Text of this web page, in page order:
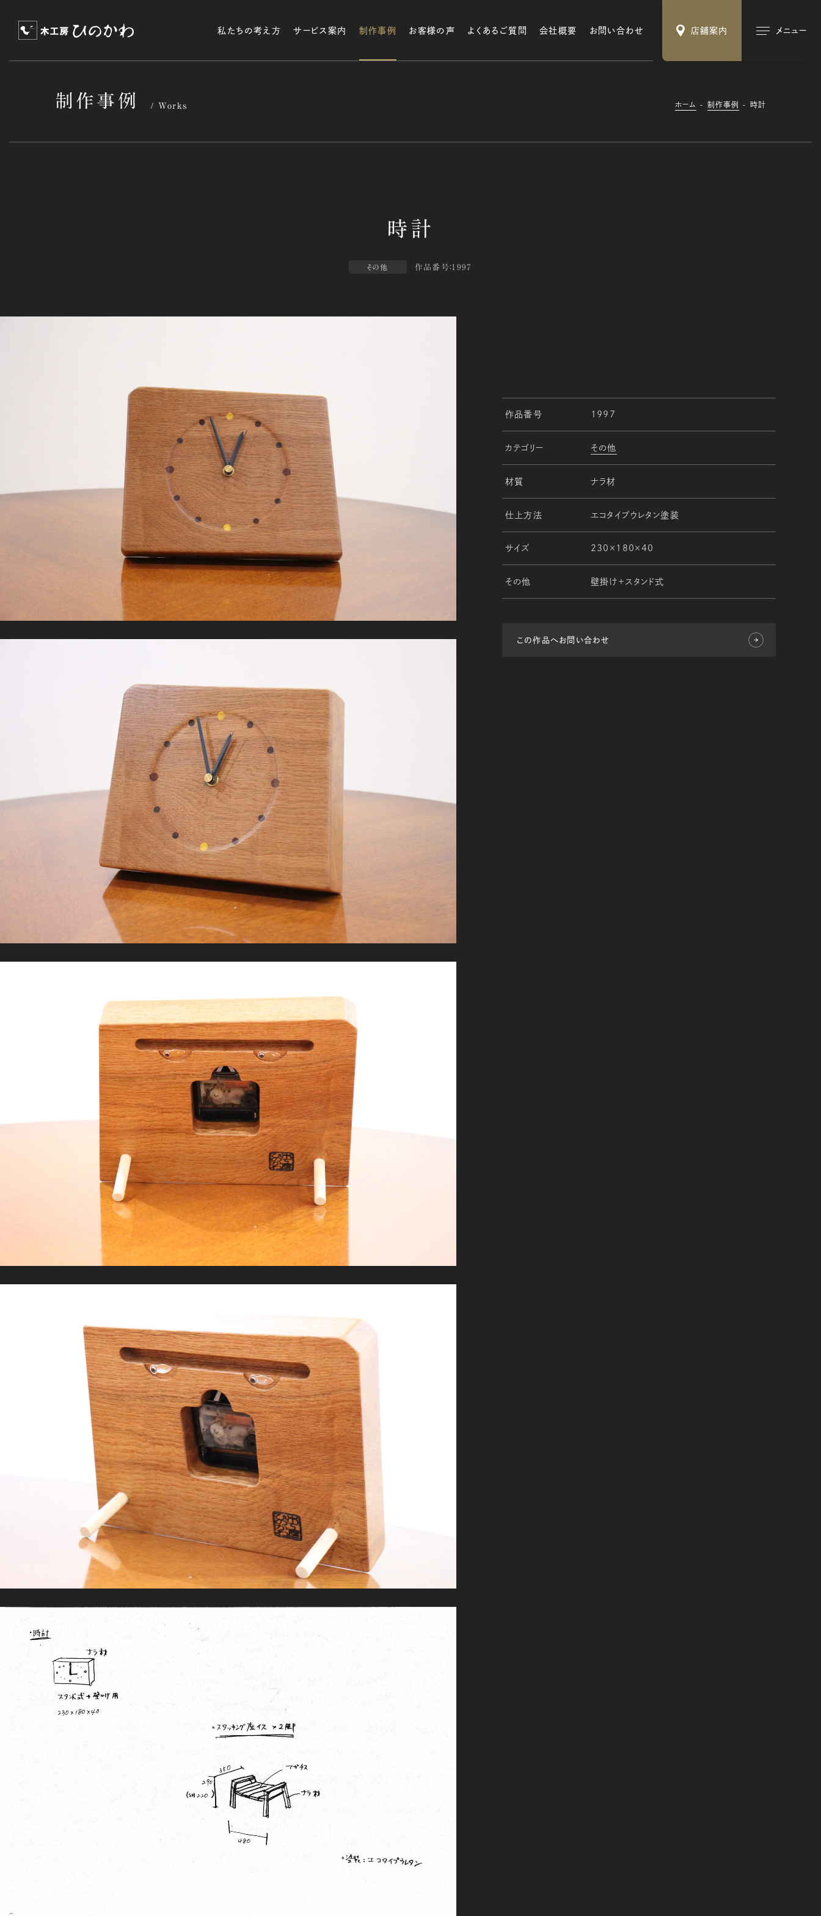
私たちの考え方 サービス案内 制作事例 お客様の声 よくあるご質問 会社概要 お問い合わせ 店舗案内 メニュー
制作事例 Works ホーム 制作事例 時計
その他 作品番号：1997
作品番号 1997
カテゴリー その他
材質 ナラ材
仕上方法 エコタイプウレタン塗装
サイズ 230×180×40
その他 壁掛け＋スタンド式
この作品へお問い合わせ